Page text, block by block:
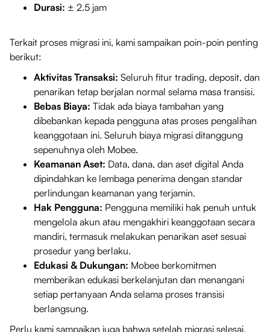
Durasi: ± 2.5 jam
Terkait proses migrasi ini, kami sampaikan poin-poin penting
berikut:
Aktivitas Transaksi: Seluruh fitur trading, deposit, dan
penarikan tetap berjalan normal selama masa transisi.
Bebas Biaya: Tidak ada biaya tambahan yang
dibebankan kepada pengguna atas proses pengalihan
keanggotaan ini. Seluruh biaya migrasi ditanggung
sepenuhnya oleh Mobee.
Keamanan Aset: Data, dana, dan aset digital Anda
dipindahkan ke lembaga penerima dengan standar
perlindungan keamanan yang terjamin.
Hak Pengguna: Pengguna memiliki hak penuh untuk
mengelola akun atau mengakhiri keanggotaan secara
mandiri, termasuk melakukan penarikan aset sesuai
prosedur yang berlaku.
Edukasi & Dukungan: Mobee berkomitmen
memberikan edukasi berkelanjutan dan menangani
setiap pertanyaan Anda selama proses transisi
berlangsung.
Perlu kami sampaikan juga bahwa setelah migrasi selesai,